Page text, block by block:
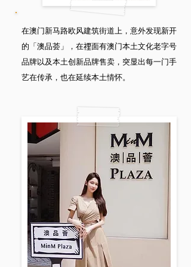
在澳门新马路欧风建筑街道上，意外发现新开
的「澳品荟」，在𥚃面有澳门本土文化老字号
品牌以及本土创新品牌售卖，突显出每一门手
艺在传承，也在延续本土情怀。